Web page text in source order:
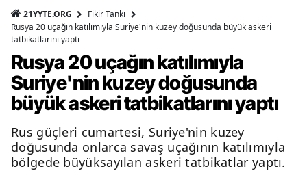
21YYTE.ORG
Fikir Tankı
Rusya 20 uçağın katılımıyla Suriye'nin kuzey doğusunda büyük askeri
tatbikatlarını yaptı
Rusya 20 uçağın katılımıyla
Suriye'nin kuzey doğusunda
büyük askeri tatbikatlarını yaptı
Rus güçleri cumartesi, Suriye'nin kuzey
doğusunda onlarca savaş uçağının katılımıyla
bölgede büyüksayılan askeri tatbikatlar yaptı.